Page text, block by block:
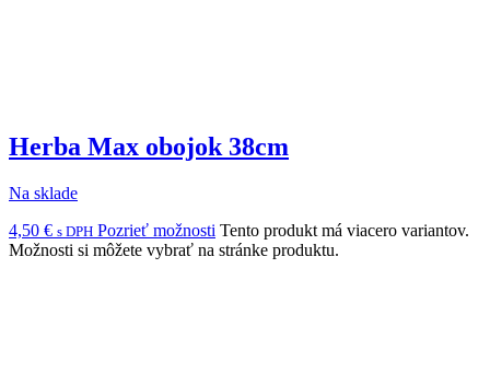
Herba Max obojok 38cm
Na sklade
4,50 € s DPH Pozrieť možnosti Tento produkt má viacero variantov.
Možnosti si môžete vybrať na stránke produktu.